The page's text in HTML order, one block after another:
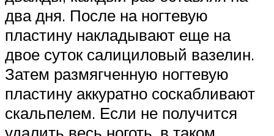
два дня. После на ногтевую
пластину накладывают еще на
двое суток салициловый вазелин.
Затем размягченную ногтевую
пластину аккуратно соскабливают
скальпелем. Если не получится